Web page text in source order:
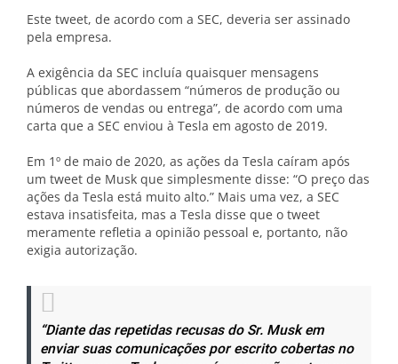
Este tweet, de acordo com a SEC, deveria ser assinado
pela empresa.
A exigência da SEC incluía quaisquer mensagens
públicas que abordassem “números de produção ou
números de vendas ou entrega”, de acordo com uma
carta que a SEC enviou à Tesla em agosto de 2019.
Em 1º de maio de 2020, as ações da Tesla caíram após
um tweet de Musk que simplesmente disse: “O preço das
ações da Tesla está muito alto.” Mais uma vez, a SEC
estava insatisfeita, mas a Tesla disse que o tweet
meramente refletia a opinião pessoal e, portanto, não
exigia autorização.
“Diante das repetidas recusas do Sr. Musk em
enviar suas comunicações por escrito cobertas no